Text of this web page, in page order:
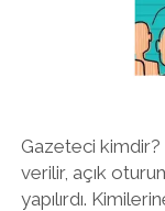
Gazeteci
verilir, açık
yapılırdı.